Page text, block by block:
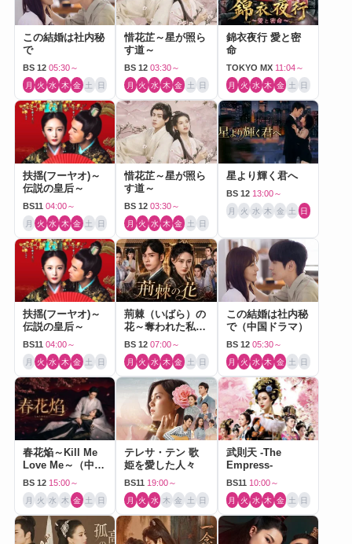
この結婚は社内秘
で
BS 12 05:30～
月 火 水 木 金 土 日
惜花芷～星が照ら
す道～
BS 12 03:30～
月 火 水 木 金 土 日
錦衣夜行 愛と密
命
TOKYO MX 11:04～
月 火 水 木 金 土 日
扶揺(フーヤオ)～
伝説の皇后～
BS11 04:00～
月 火 水 木 金 土 日
惜花芷～星が照ら
す道～
BS 12 03:30～
月 火 水 木 金 土 日
星より輝く君へ
BS 12 13:00～
月 火 水 木 金 土 日
扶揺(フーヤオ)～
伝説の皇后～
BS11 04:00～
月 火 水 木 金 土 日
荊棘（いばら）の
花～奪われた私～
（中国ドラマ）
BS 12 07:00～
月 火 水 木 金 土 日
この結婚は社内秘
で（中国ドラマ）
BS 12 05:30～
月 火 水 木 金 土 日
春花焔～Kill Me
Love Me～（中国
ドラマ）
BS 12 15:00～
月 火 水 木 金 土 日
テレサ・テン 歌
姫を愛した人々
BS11 19:00～
月 火 水 木 金 土 日
武則天 -The
Empress-
BS11 10:00～
月 火 水 木 金 土 日